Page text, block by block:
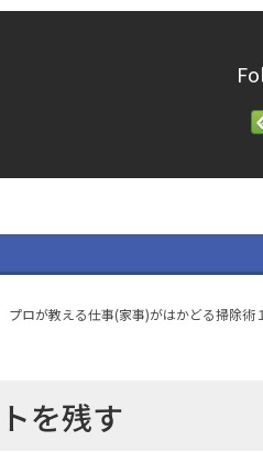
プロが教える仕事(家事)がはかどる掃除術
を残す